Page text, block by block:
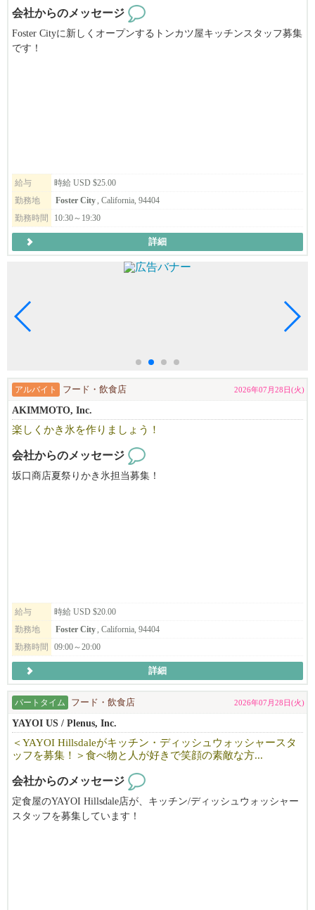
◆◇実際に、当社で働く日本人スタッフの給与は
​※月給975,5334円～1,575,4260円​ →​ 6173ドル～9970ドル以上 ​※
$1=¥1​58 （2026年3月換算）
会社として推進し、常にブラッシュアップしているんです！
なんと、年間最大​14日間のリフレッシュ休暇、2週間程度のバケー
ションを皆さん楽しんでます！
━━━━━━━━━━━━━━━━━━━━
◆◇オシャレに『笑顔』で働ける！
そういったブランドは当社には１店舗もありません。
流行の最先端とも評される立地でも展開をしているから、
味だけでなくそういった部分にも随所にこだわりが多数！
日本国内で活躍された後、当社に活躍の場を移し働き続けている
◆◇不安を感じさせない店舗展開ペース！
202​5年も​3店舗の出店を実績と、2026年も​続々新店開店を予定して
い​ます！
勢いのある母体があるから、オープニングスタッフや昇格のチャ
キャリアアップを目指す方にも最適なタイミングです。
応募・面接時に詳細のお話しをさせていただければと思います
が、
ご自身の経験を活かせ、実践の中で新たな学びを感じられる職場
です！
味・食材を含めクオリティにこだわる店舗を展開中だから、
━━━━━━━━━━━━━━━━━━━━
◆◇現在のスタッフについて
在籍スタッフは​約1000名の大人数を抱える当社では、日本人スタ
ッフも45以上活躍中！
海外での勤務自体が初挑戦の方も、新たな挑戦の場として選ばれ
る会社です。
会社からのメッセージ
Foster Cityに新しくオープンするトンカツ屋キッチンスタッフ募集
です！
給与
時給 USD $25.00
勤務地
Foster City, California, 94404
勤務時間
10:30～19:30
詳細
アルバイト フード・飲食店 2026年07月28日(火)
AKIMMOTO, Inc.
楽しくかき氷を作りましょう！
会社からのメッセージ
坂口商店夏祭りかき氷担当募集！
給与
時給 USD $20.00
勤務地
Foster City, California, 94404
勤務時間
09:00～20:00
詳細
パートタイム フード・飲食店 2026年07月28日(火)
YAYOI US / Plenus, Inc.
＜YAYOI Hillsdaleがキッチン・ディッシュウォッシャースタ
ッフを募集！＞食べ物と人が好きで笑顔の素敵な方...
会社からのメッセージ
定食屋のYAYOI Hillsdale店が、キッチン/ディッシュウォッシャー
スタッフを募集しています！